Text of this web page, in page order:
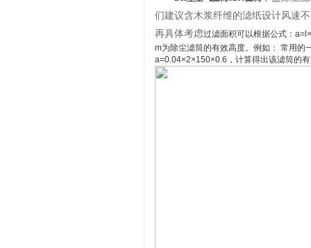
们建议含木浆纤维的滤纸设计风速
再具体考虑过滤面积可以根据公式：
m为除尘滤筒的有效高度。例如： 常用
a=0.04×2×150×0.6，计算得出该滤筒的